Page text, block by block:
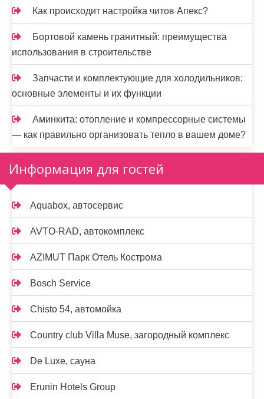
Как происходит настройка читов Апекс?
Бортовой камень гранитный: преимущества
использования в строительстве
Запчасти и комплектующие для холодильников:
основные элементы и их функции
Аминкита: отопление и компрессорные системы
— как правильно организовать тепло в вашем доме?
Информация для гостей
Aquabox, автосервис
AVTO-RAD, автокомплекс
AZIMUT Парк Отель Кострома
Bosch Service
Chisto 54, автомойка
Country club Villa Muse, загородный комплекс
De Luxe, сауна
Erunin Hotels Group